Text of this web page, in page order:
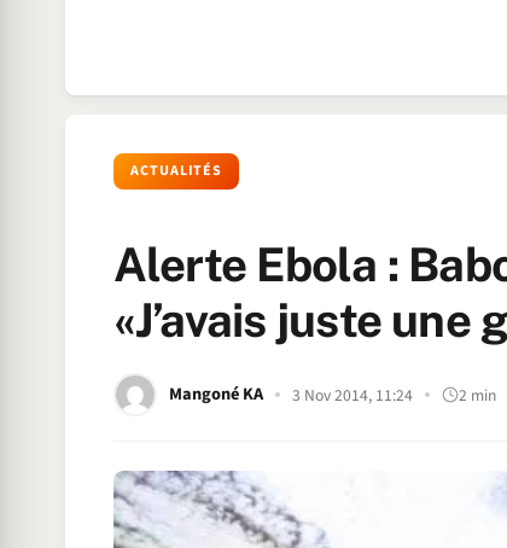
ACTUALITÉS
Alerte Ebola :
«J’avais juste une
Mangoné KA 3 Nov 2014, 11:24 2 min